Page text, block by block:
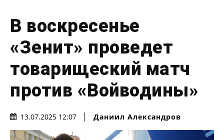
В воскресенье
«Зенит» проведет
товарищеский матч
против «Войводины»
13.07.2025 12:07 Даниил Александров